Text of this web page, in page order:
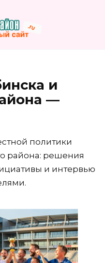
и
—
политики
района: решения
и интервью